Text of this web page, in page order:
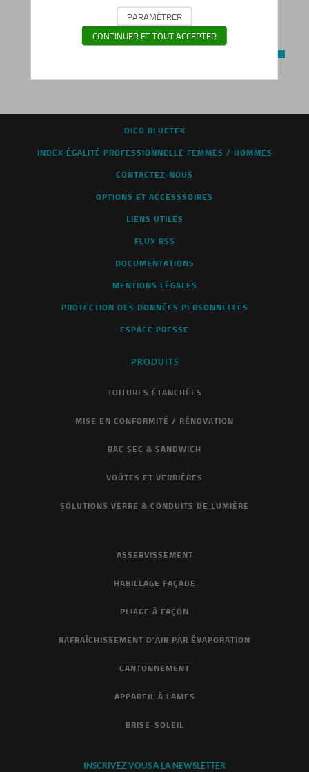
DICO BLUETEK
INDEX ÉGALITÉ PROFESSIONNELLE FEMMES / HOMMES
CONTACTEZ-NOUS
OPTIONS ET ACCESSSOIRES
LIENS UTILES
FLUX RSS
DOCUMENTATIONS
MENTIONS LÉGALES
PROTECTION DES DONNÉES PERSONNELLES
ESPACE PRESSE
PRODUITS
TOITURES ÉTANCHÉES
MISE EN CONFORMITÉ / RÉNOVATION
BAC SEC & SANDWICH
VOÛTES ET VERRIÈRES
SOLUTIONS VERRE & CONDUITS DE LUMIÈRE
ASSERVISSEMENT
HABILLAGE FAÇADE
PLIAGE À FAÇON
RAFRAÎCHISSEMENT D'AIR PAR ÉVAPORATION
CANTONNEMENT
APPAREIL À LAMES
BRISE-SOLEIL
INSCRIVEZ-VOUS À LA NEWSLETTER
PARAMÉTRER
CONTINUER ET TOUT ACCEPTER